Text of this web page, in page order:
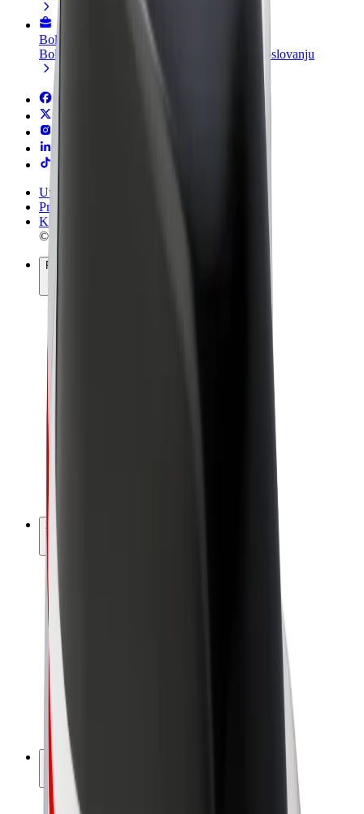
Bolt for Business
Bolt proizvodi i usluge prilagođeni tvojem poslovanju
Uvjeti i odredbe
Privatnost
Kolačići
© 2026 Bolt Technology OÜ
Proizvodi
Zarađuj uz Bolt
Tvrtka
Karijere